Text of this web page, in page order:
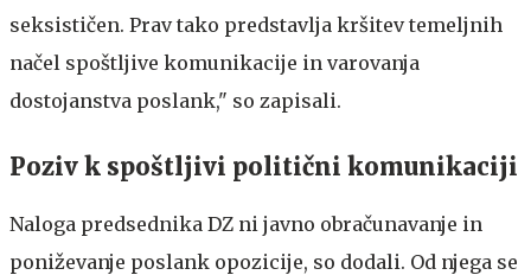
seksističen. Prav tako predstavlja kršitev temeljnih
načel spoštljive komunikacije in varovanja
dostojanstva poslank," so zapisali.
Poziv k spoštljivi politični komunikaciji
Naloga predsednika DZ ni javno obračunavanje in
poniževanje poslank opozicije, so dodali. Od njega se